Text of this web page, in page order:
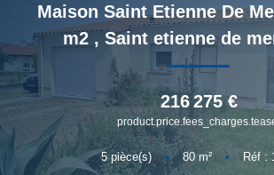
NOTRE AGENCE
Qui Sommes-Nous
Notre Équipe
Nous Rejoindre
Maison Saint Etienne De
m2 , Saint etienne de
216 275 €
5pièce(s) • 80m² • Réf :